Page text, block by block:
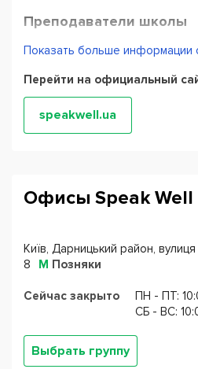
Преподаватели школы
Сертифицированные
проходящие контроль
методистами и академическим
обучающие программы
знаний студента.
аудио-, видео- и визуальные
дома, а практика разговорной
условиях наиболее
слух и быстрое использование
лексического запаса.
Бесплатные клубы для
Показать больше информации
Перейти на официальный
speakwell.ua
Офисы Speak Well
Київ, Дарницький район,
8
М Позняки
Сейчас закрыто
ПН - ПТ:
CБ - ВС:
Выбрать группу